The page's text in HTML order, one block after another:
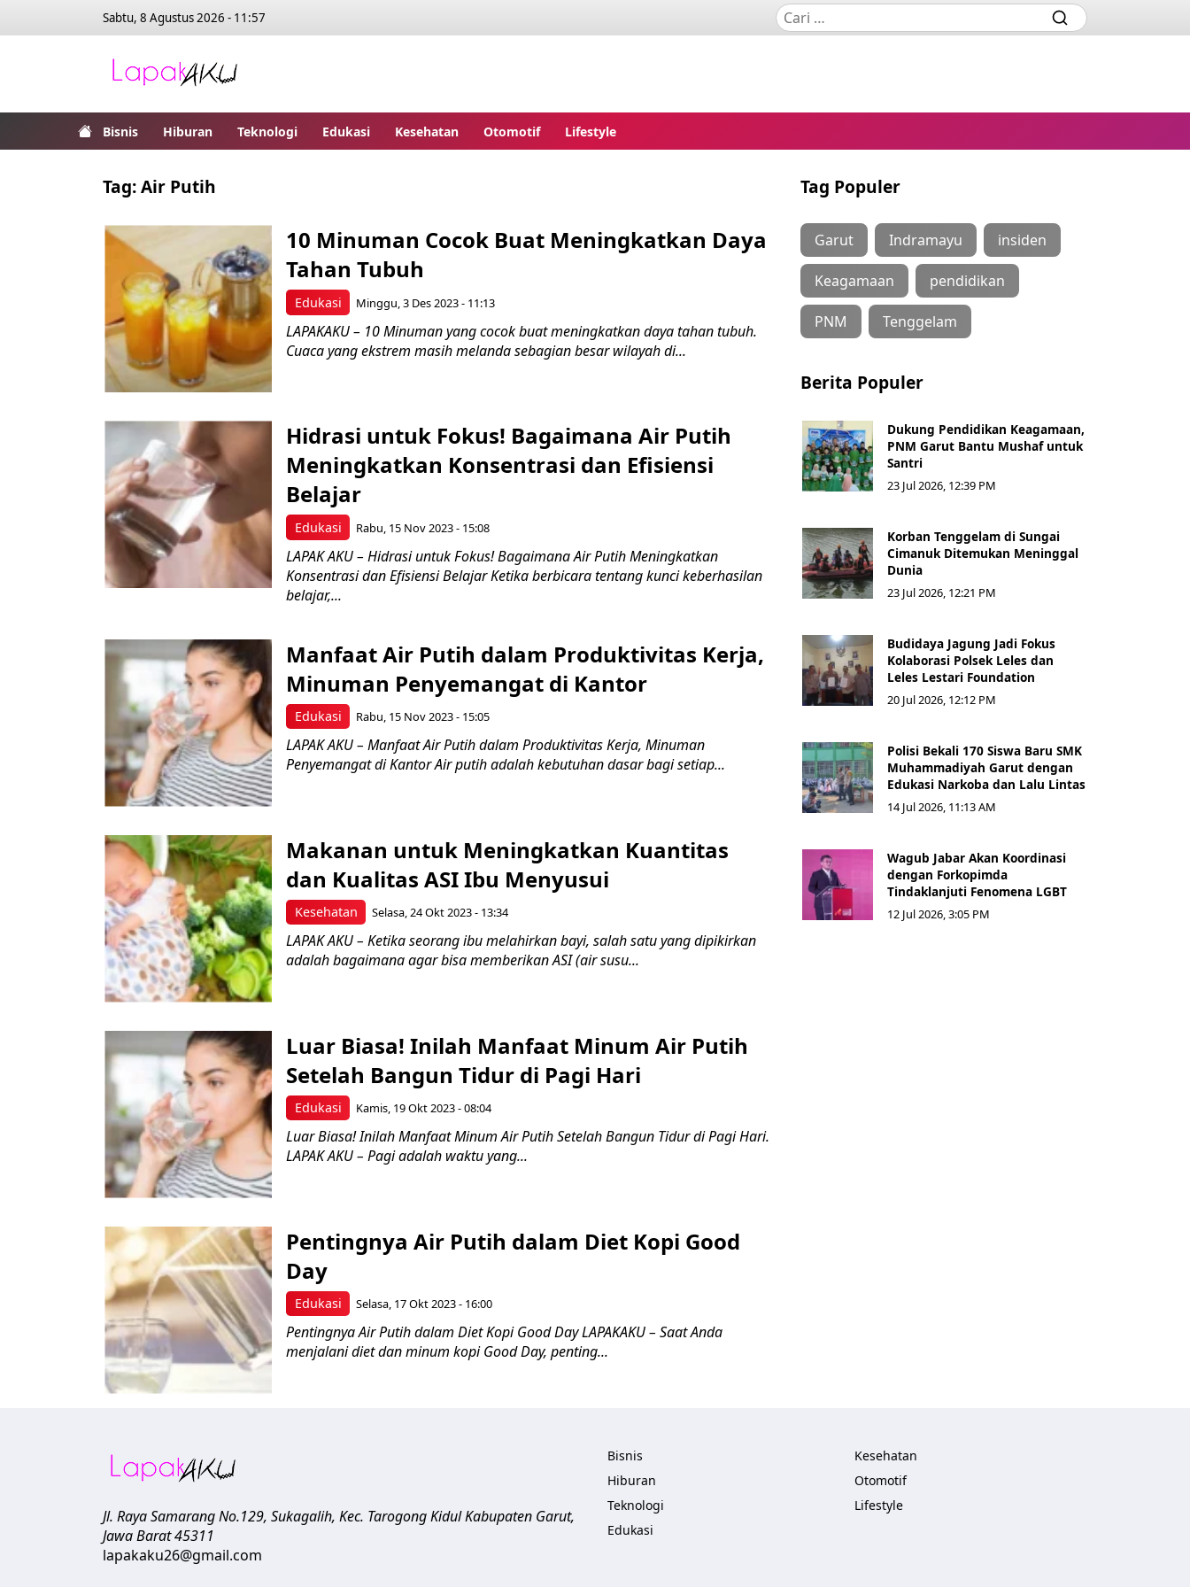
Sabtu, 8 Agustus 2026 - 11:57
Bisnis Hiburan Teknologi Edukasi Kesehatan Otomotif Lifestyle
Tag:Air Putih
Edukasi
10 Minuman Cocok Buat Meningkatkan Daya
Tahan Tubuh
Minggu, 3 Des 2023 - 11:13
LAPAKAKU – 10 Minuman yang cocok buat meningkatkan daya tahan tubuh.
Cuaca yang ekstrem masih melanda sebagian besar wilayah di...
Edukasi
Hidrasi untuk Fokus! Bagaimana Air Putih
Meningkatkan Konsentrasi dan Efisiensi
Belajar
Rabu, 15 Nov 2023 - 15:08
LAPAK AKU – Hidrasi untuk Fokus! Bagaimana Air Putih Meningkatkan
Konsentrasi dan Efisiensi Belajar Ketika berbicara tentang kunci keberhasilan
belajar,...
Edukasi
Manfaat Air Putih dalam Produktivitas Kerja,
Minuman Penyemangat di Kantor
Rabu, 15 Nov 2023 - 15:05
LAPAK AKU – Manfaat Air Putih dalam Produktivitas Kerja, Minuman
Penyemangat di Kantor Air putih adalah kebutuhan dasar bagi setiap...
Kesehatan
Makanan untuk Meningkatkan Kuantitas
dan Kualitas ASI Ibu Menyusui
Selasa, 24 Okt 2023 - 13:34
LAPAK AKU – Ketika seorang ibu melahirkan bayi, salah satu yang dipikirkan
adalah bagaimana agar bisa memberikan ASI (air susu...
Edukasi
Luar Biasa! Inilah Manfaat Minum Air Putih
Setelah Bangun Tidur di Pagi Hari
Kamis, 19 Okt 2023 - 08:04
Luar Biasa! Inilah Manfaat Minum Air Putih Setelah Bangun Tidur di Pagi Hari.
LAPAK AKU – Pagi adalah waktu yang...
Edukasi
Pentingnya Air Putih dalam Diet Kopi Good
Day
Selasa, 17 Okt 2023 - 16:00
Pentingnya Air Putih dalam Diet Kopi Good Day LAPAKAKU – Saat Anda
menjalani diet dan minum kopi Good Day, penting...
Tag Populer
Garut Indramayu insiden
Keagamaan pendidikan
PNM Tenggelam
Berita Populer
Dukung Pendidikan Keagamaan,
PNM Garut Bantu Mushaf untuk
Santri
23 Jul 2026, 12:39 PM
Korban Tenggelam di Sungai
Cimanuk Ditemukan Meninggal
Dunia
23 Jul 2026, 12:21 PM
Budidaya Jagung Jadi Fokus
Kolaborasi Polsek Leles dan
Leles Lestari Foundation
20 Jul 2026, 12:12 PM
Polisi Bekali 170 Siswa Baru SMK
Muhammadiyah Garut dengan
Edukasi Narkoba dan Lalu Lintas
14 Jul 2026, 11:13 AM
Wagub Jabar Akan Koordinasi
dengan Forkopimda
Tindaklanjuti Fenomena LGBT
12 Jul 2026, 3:05 PM
Jl. Raya Samarang No.129, Sukagalih, Kec. Tarogong KidulKabupaten Garut,
Jawa Barat45311
lapakaku26@gmail.com
Bisnis
Hiburan
Teknologi
Edukasi
Kesehatan
Otomotif
Lifestyle